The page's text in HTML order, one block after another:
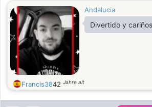
Andalucia
Divertido y
Francis3842 Jahre alt